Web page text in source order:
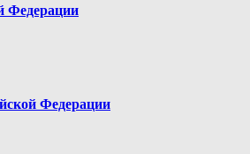
Федерации
Федерации